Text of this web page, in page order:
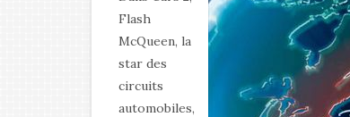
Flash
McQueen, la
star des
circuits
automobiles,